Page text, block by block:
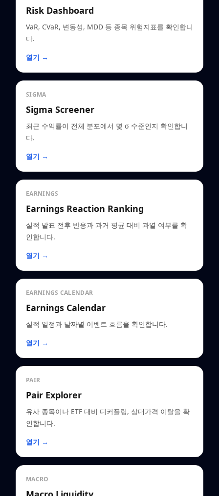
Risk Dashboard
VaR, CVaR, 변동성, MDD 등 종목 위험지표를 확인합니
다.
열기 →
SIGMA
Sigma Screener
최근 수익률이 전체 분포에서 몇 σ 수준인지 확인합니
다.
열기 →
EARNINGS
Earnings Reaction Ranking
실적 발표 전후 반응과 과거 평균 대비 과열 여부를 확
인합니다.
열기 →
EARNINGS CALENDAR
Earnings Calendar
실적 일정과 날짜별 이벤트 흐름을 확인합니다.
열기 →
PAIR
Pair Explorer
유사 종목이나 ETF 대비 디커플링, 상대가격 이탈을 확
인합니다.
열기 →
MACRO